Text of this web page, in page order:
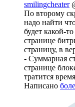
smilingcheater
По второму
надо найти
будет какой-
странице
страницу, в
- Суммарная
странице
тратится
Написано